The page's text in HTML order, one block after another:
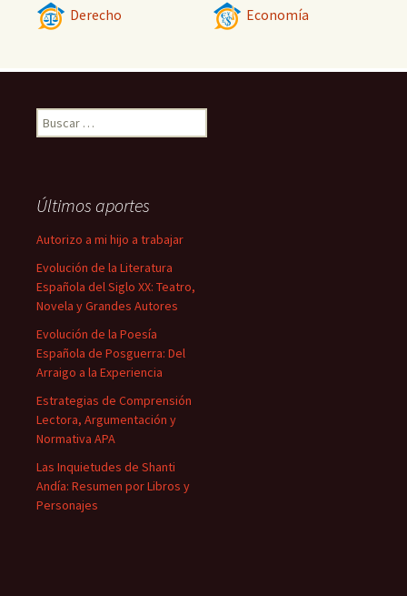
Derecho Economía
Buscar:
Últimos aportes
Autorizo a mi hijo a trabajar
Evolución de la Literatura
Española del Siglo XX: Teatro,
Novela y Grandes Autores
Evolución de la Poesía
Española de Posguerra: Del
Arraigo a la Experiencia
Estrategias de Comprensión
Lectora, Argumentación y
Normativa APA
Las Inquietudes de Shanti
Andía: Resumen por Libros y
Personajes